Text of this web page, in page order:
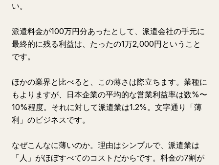
い。
派遣料金が100万円分あったとして、派遣会社の手元に
最終的に残る利益は、たったの1万2,000円ということ
です。
ほかの業界と比べると、この薄さは際立ちます。業種に
もよりますが、日本企業の平均的な営業利益率は数%〜
10%程度。それに対して派遣業は1.2%。文字通り「薄
利」のビジネスです。
なぜこんなに薄いのか。理由はシンプルで、派遣業は
「人」がほぼすべてのコストだからです。料金の7割が